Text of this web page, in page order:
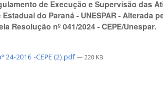
de Execução e Supervisão das
do Paraná - UNESPAR - Alterada
Resolução nº 041/2024 - CEPE/Unespar.
24-2016 -CEPE (2).pdf— 220 KB